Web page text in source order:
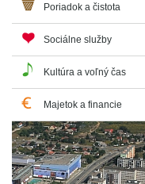
Poriadok a čistota
Sociálne služby
Kultúra a voľný čas
Majetok a financie